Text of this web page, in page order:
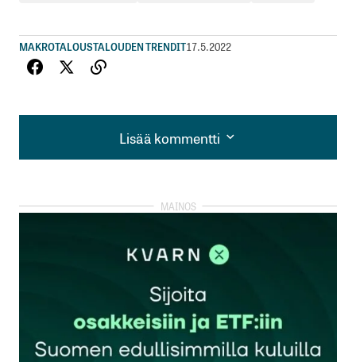
MAKROTALOUSTALOUDEN TRENDIT17.5.2022
Lisää kommentti
Lisää kommentti
kirjautua
rekisteröityä